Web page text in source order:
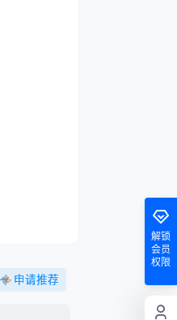
解锁
会员
权限
申请推荐